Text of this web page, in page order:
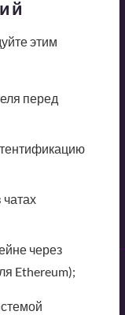
этим
перед
через
Ethereum);